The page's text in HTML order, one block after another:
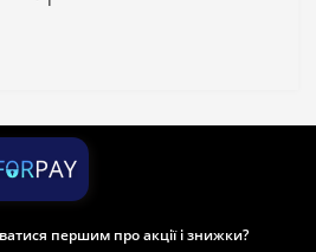
першим про акції і знижки?